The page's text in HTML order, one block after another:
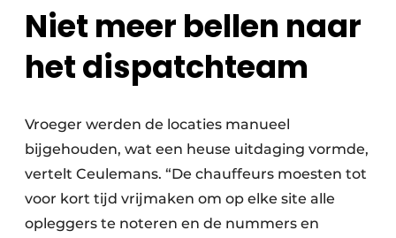
Niet meer bellen naar
het dispatchteam
Vroeger werden de locaties manueel
bijgehouden, wat een heuse uitdaging vormde,
vertelt Ceulemans. “De chauffeurs moesten tot
voor kort tijd vrijmaken om op elke site alle
opleggers te noteren en de nummers en